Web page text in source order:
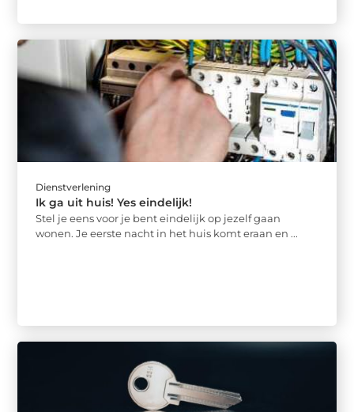
Dienstverlening
Ik ga uit huis! Yes eindelijk!
Stel je eens voor je bent eindelijk op jezelf gaan
wonen. Je eerste nacht in het huis komt eraan en ...